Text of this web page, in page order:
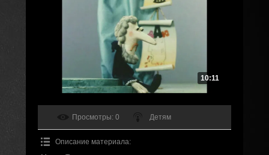
10:11
Просмотры: 0 Детям
Описание материала: